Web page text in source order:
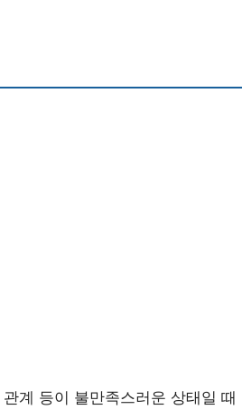
계 등이 불만족스러운 상태일 때